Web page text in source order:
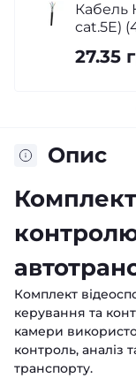
Кабель
cat.5E)
27.35
Опис
Комплект
керування та
камери
контроль, аналіз
транспорту.